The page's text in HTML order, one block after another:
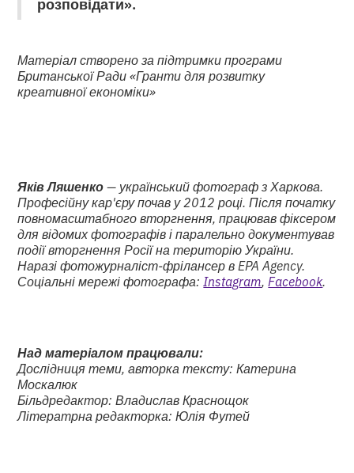
Матеріал створено за підтримки програми
Британської Ради «Гранти для розвитку
креативної економіки»
Яків Ляшенко— український фотограф з Харкова.
Професійну кар'єру почав у 2012 році. Після початку
повномасштабного вторгнення, працював фіксером
для відомих фотографів і паралельно документував
події вторгнення Росії на територію України.
Наразі фотожурналіст-фрілансер в EPA Agency.
Соціальні мережі фотографа: Instagram,Facebook.
Над матеріалом працювали:
Дослідниця теми, авторка тексту: Катерина
Москалюк
Більдредактор: Владислав Краснощок
Літератрна редакторка: Юлія Футей